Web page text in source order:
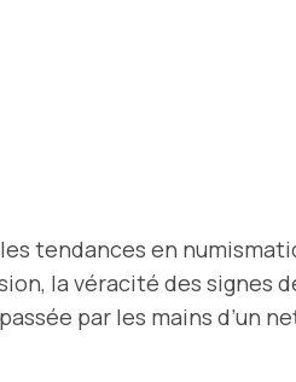
tendances en
la véracité des signes
par les mains d’un